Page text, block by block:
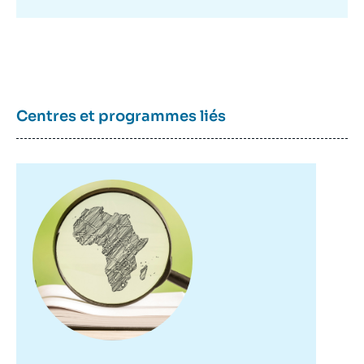
Centres et programmes liés
principale